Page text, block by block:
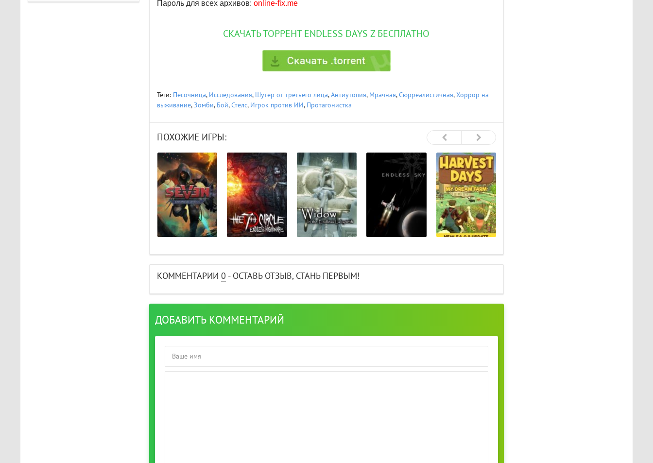
Пароль для всех архивов: online-fix.me
СКАЧАТЬ ТОРРЕНТ ENDLESS DAYS Z БЕСПЛАТНО
Теги: Песочница, Исследования, Шутер от третьего лица,Антиутопия, Мрачная,Сюрреалистичная,Хоррор на
выживание,Зомби, Бой,Стелс, Игрок против ИИ, Протагонистка
ПОХОЖИЕ ИГРЫ:
КОММЕНТАРИИ 0 - ОСТАВЬ ОТЗЫВ, СТАНЬ ПЕРВЫМ!
ДОБАВИТЬ КОММЕНТАРИЙ
отсутствии..